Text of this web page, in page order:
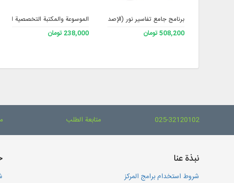
برنامج جامع تفاسير نور (الإصدار 4)
508,200 تومان
الموسوعة والمكتبة التخصصية
238,000 تومان
025-32120102 متابعة الطلب
نبذة عنا
شروط استخدام برامج المركز